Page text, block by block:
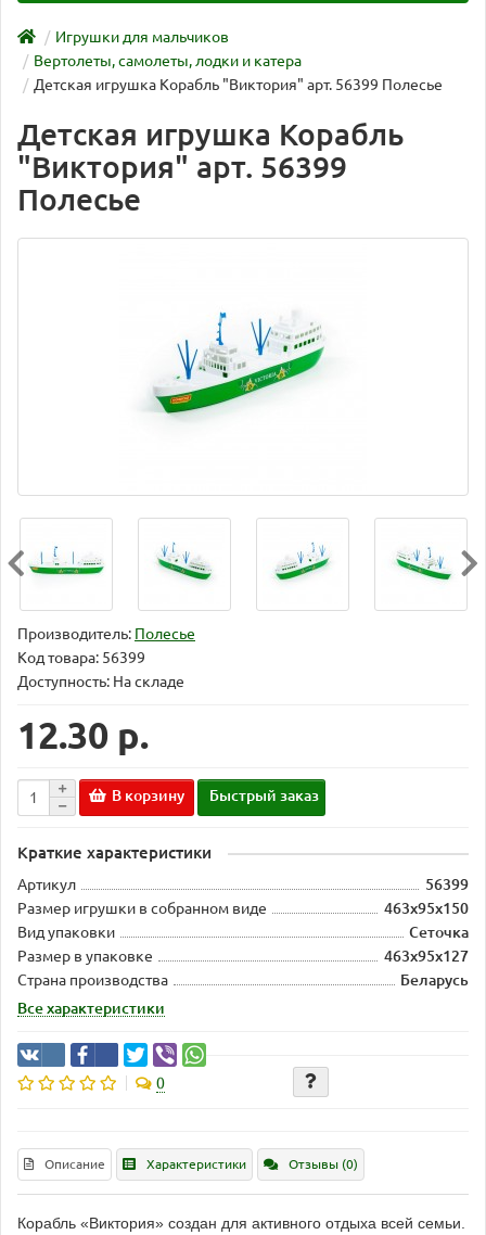
Игрушки для мальчиков
Вертолеты, самолеты, лодки и катера
Детская игрушка Корабль "Виктория" арт. 56399 Полесье
Детская игрушка Корабль
"Виктория" арт. 56399
Полесье
Производитель: Полесье
Код товара: 56399
Доступность: На складе
12.30 р.
В корзину Быстрый заказ
Краткие характеристики
Артикул
56399
Размер игрушки в собранном виде
463х95х150
Вид упаковки
Сеточка
Размер в упаковке
463х95х127
Страна производства
Беларусь
Все характеристики
0
Описание Характеристики Отзывы (0)
Корабль «Виктория» создан для активного отдыха всей семьи.